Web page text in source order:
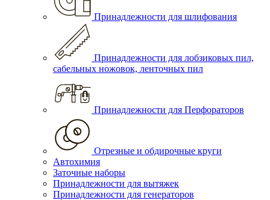
Принадлежности для шлифования
Принадлежности для лобзиковых пил,
сабельных ножовок, ленточных пил
Принадлежности для Перфораторов
Отрезные и обдирочные круги
Автохимия
Заточные наборы
Принадлежности для вытяжек
Принадлежности для генераторов